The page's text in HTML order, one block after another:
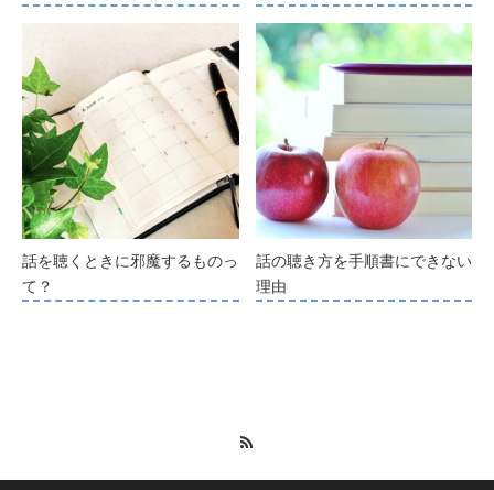
話を聴くときに邪魔するものっ
て？
話の聴き方を手順書にできない
理由